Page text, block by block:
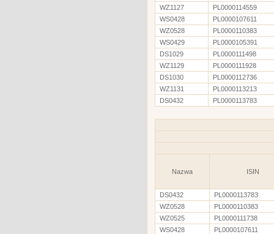
WZ1127
PL0000114559
WS0428
PL0000107611
WZ0528
PL0000110383
WS0429
PL0000105391
DS1029
PL0000111498
WZ1129
PL0000111928
DS1030
PL0000112736
WZ1131
PL0000113213
DS0432
PL0000113783
Nazwa ISIN
DS0432
PL0000113783
WZ0528
PL0000110383
WZ0525
PL0000111738
WS0428
PL0000107611